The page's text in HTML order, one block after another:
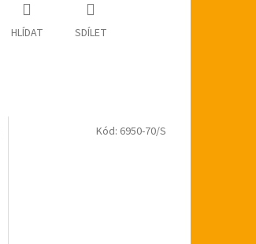
HLÍDAT SDÍLET
Kód: 6950-70/S